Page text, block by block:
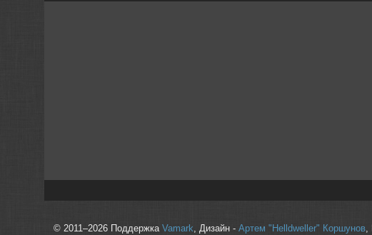
© 2011–2026 Поддержка Vamark, Дизайн - Артем "Helldweller" Коршунов,